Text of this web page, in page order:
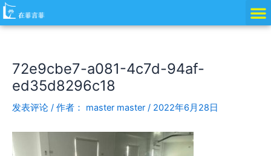
跳
至
72e9cbe7-a081-4c7d-94af-
ed35d8296c18
发表评论 / 作者： master master / 2022年6月28日
Post
navigation